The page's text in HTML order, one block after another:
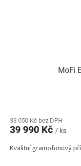
MoFi
33 050 Kč bez DPH
39 990 Kč / ks
Kvalitní gramofonový